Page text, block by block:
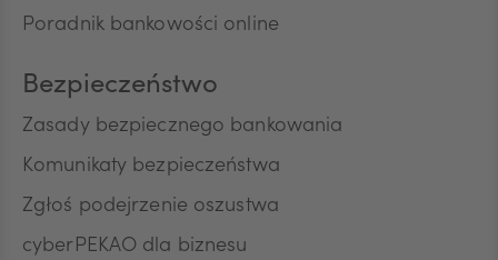
przez Bank automatycznych systemów
Na podstawie niniejszej zgody mogą być
Pana/Pani danych osobowych: identyfikacyjne,
poziomu wykształcenia oraz posiadanych
produktów finansowych. Niniejszą zgodę składam
poinformowany/a/ o prawie do jej wycofania w
Poradnik bankowości online
Bezpieczeństwo
Zasady bezpiecznego bankowania
Komunikaty bezpieczeństwa
Zgłoś podejrzenie oszustwa
cyberPEKAO dla biznesu